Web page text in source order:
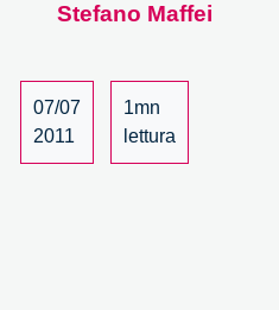
Stefano Maffei
07/07
2011
1mn
lettura